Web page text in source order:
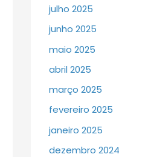
julho 2025
junho 2025
maio 2025
abril 2025
março 2025
fevereiro 2025
janeiro 2025
dezembro 2024